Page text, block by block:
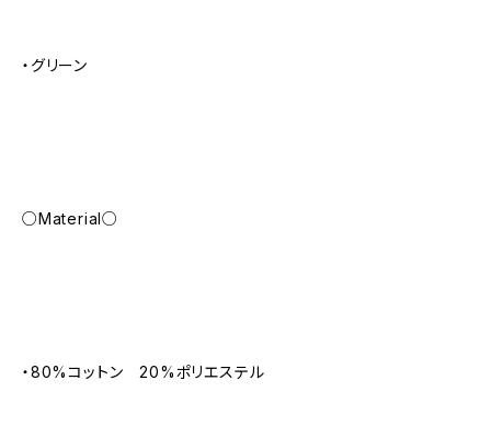
・グリーン
○Material○
・80%コットン 20%ポリエステル